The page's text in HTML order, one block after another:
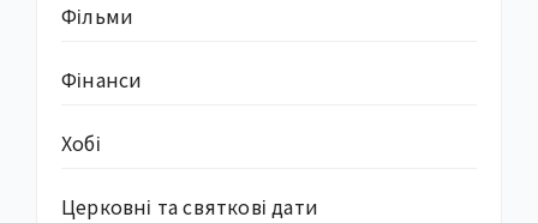
Фільми
Фінанси
Хобі
Церковні та святкові дати